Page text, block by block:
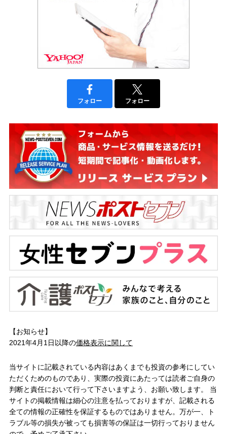
フォロー フォロー
【お知らせ】
2021年4月1日以降の価格表示に関して
当サイトに記載されている内容はあくまでも投資の参考にしてい
ただくためのものであり、実際の投資にあたっては読者ご自身の
判断と責任において行って下さいますよう、お願い致します。 当
サイトの掲載情報は細心の注意を払っておりますが、記載される
全ての情報の正確性を保証するものではありません。万が一、ト
ラブル等の損失が被っても損害等の保証は一切行っておりません